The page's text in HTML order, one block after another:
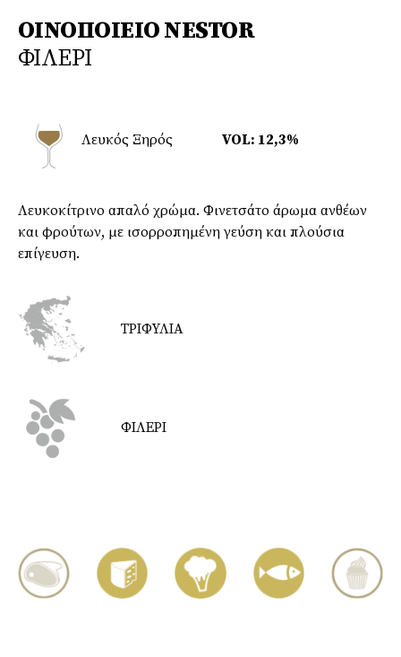
ΟΙΝΟΠΟΙΕΙΟ NESTOR
ΦΙΛΕΡΙ
Λευκός Ξηρός VOL: 12,3%
Λευκοκίτρινο απαλό χρώμα. Φινετσάτο άρωμα ανθέων
και φρούτων, με ισορροπημένη γεύση και πλούσια
επίγευση.
ΤΡΙΦΥΛΙΑ
ΦΙΛΕΡΙ